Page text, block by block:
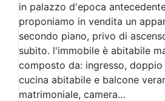
in palazzo d'epoca
proponiamo in vendita un
secondo piano, privo di
subito. l'immobile è abitabile
composto da: ingresso,
cucina abitabile e balcone
matrimoniale, camera…